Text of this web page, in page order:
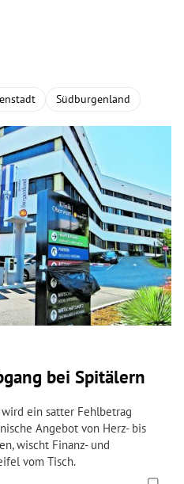
Südburgenland
bei Spitälern
ein satter Fehlbetrag
Angebot von Herz- bis
wischt Finanz- und
vom Tisch.